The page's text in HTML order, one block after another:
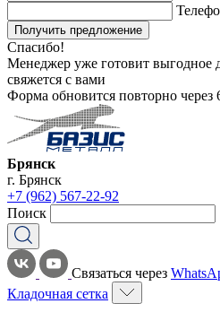
Получить предложение
Спасибо!
Менеджер уже готовит выгодное
свяжется с вами
Форма обновится повторно через
Брянск
г. Брянск
+7 (962) 567-22-92
Поиск
Связаться через
Кладочная сетка